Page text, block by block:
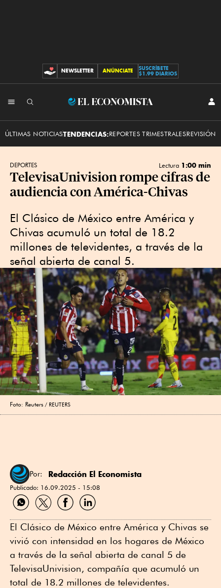
CONTRIBUCIONES
NEWSLETTER ANÚNCIATE
SUSCRÍBETE
$1.99 DIARIOS
El
ÚLTIMAS NOTICIASTENDENCIAS:REPORTES TRIMESTRALESREVISIÓN
DEPORTES Lectura 1:00 min
TelevisaUnivision rompe cifras de
audiencia con América-Chivas
El Clásico de México entre América y
Chivas acumuló un total de 18.2
millones de televidentes, a través de la
señal abierta de canal 5.
Foto: Reuters REUTERS
Por: Redacción El Economista
Publicado: 16.09.2025 - 15:08
Compartir
por
Compartir
por
Compartir
por
Compartir
por
El Clásico de México entre América y Chivas se
vivió con intensidad en los hogares de México
a través de la señal abierta de canal 5 de
TelevisaUnivision, compañía que acumuló un
total de 18.2 millones de televidentes.